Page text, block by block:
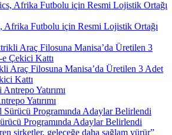
Afrika Futbolu için Resmi Lojistik Ortağı
Araç Filosuna Manisa’da Üretilen 3 Adet
Kattı
Yatırımı
Programında Adaylar Belirlendi